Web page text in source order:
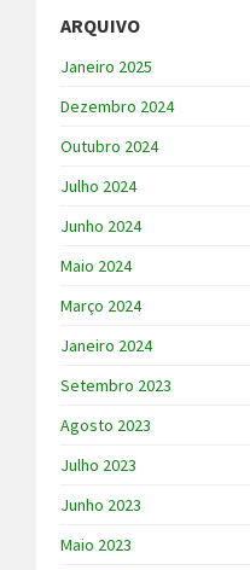
ARQUIVO
Janeiro 2025
Dezembro 2024
Outubro 2024
Julho 2024
Junho 2024
Maio 2024
Março 2024
Janeiro 2024
Setembro 2023
Agosto 2023
Julho 2023
Junho 2023
Maio 2023